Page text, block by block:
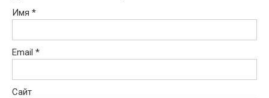
Имя *
Email *
Сайт